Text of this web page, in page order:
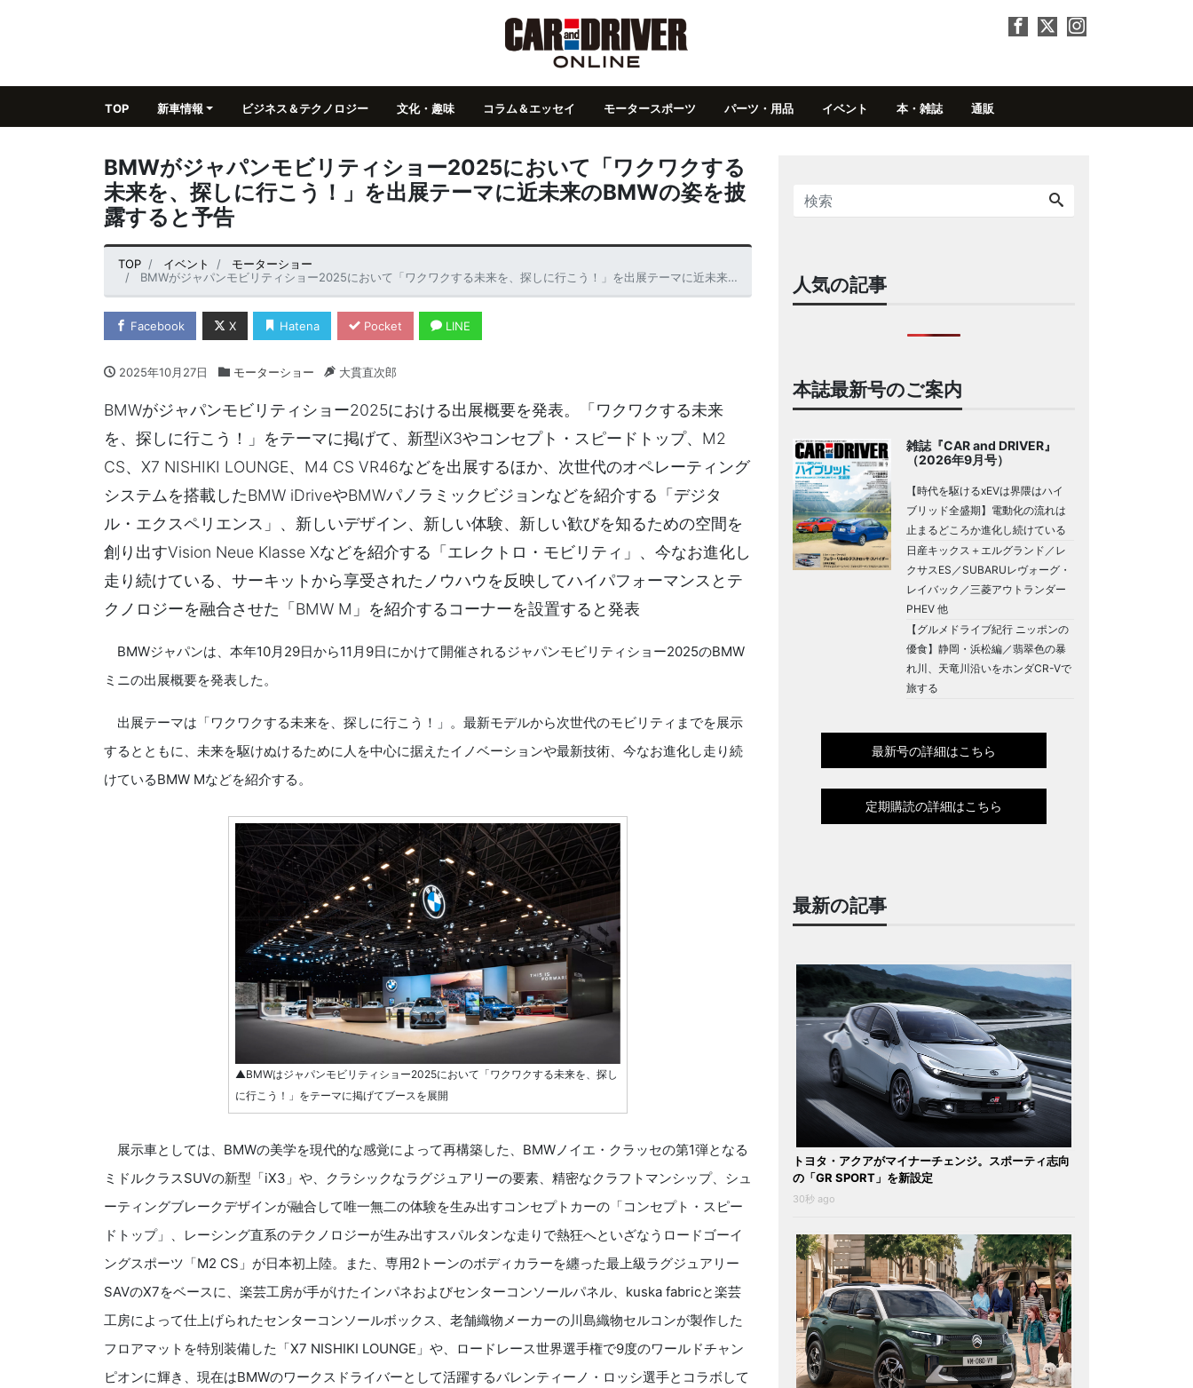
TOP 新車情報 ビジネス＆テクノロジー 文化・趣味 コラム＆エッセイ モータースポーツ パーツ・用品 イベント 本・雑誌 通販
BMWがジャパンモビリティショー2025において「ワクワクする
未来を、探しに行こう！」を出展テーマに近未来のBMWの姿を披
露すると予告
TOP イベント
モーターショー
BMWがジャパンモビリティショー2025において「ワクワクする未来を、探しに行こう！」を出展テーマに近未来のBMWの姿を披露すると予告
Facebook X Hatena Pocket LINE
2025年10月27日 モーターショー 大貫直次郎
BMWがジャパンモビリティショー2025における出展概要を発表。「ワクワクする未来
を、探しに行こう！」をテーマに掲げて、新型iX3やコンセプト・スピードトップ、M2
CS、X7 NISHIKI LOUNGE、M4 CS VR46などを出展するほか、次世代のオペレーティング
システムを搭載したBMW iDriveやBMWパノラミックビジョンなどを紹介する「デジタ
ル・エクスペリエンス」、新しいデザイン、新しい体験、新しい歓びを知るための空間を
創り出すVision Neue Klasse Xなどを紹介する「エレクトロ・モビリティ」、今なお進化し
走り続けている、サーキットから享受されたノウハウを反映してハイパフォーマンスとテ
クノロジーを融合させた「BMW M」を紹介するコーナーを設置すると発表
BMWジャパンは、本年10月29日から11月9日にかけて開催されるジャパンモビリティショー2025のBMW
ミニの出展概要を発表した。
出展テーマは「ワクワクする未来を、探しに行こう！」。最新モデルから次世代のモビリティまでを展示
するとともに、未来を駆けぬけるために人を中心に据えたイノベーションや最新技術、今なお進化し走り続
けているBMW Mなどを紹介する。
▲BMWはジャパンモビリティショー2025において「ワクワクする未来を、探し
に行こう！」をテーマに掲げてブースを展開
展示車としては、BMWの美学を現代的な感覚によって再構築した、BMWノイエ・クラッセの第1弾となる
ミドルクラスSUVの新型「iX3」や、クラシックなラグジュアリーの要素、精密なクラフトマンシップ、シュ
ーティングブレークデザインが融合して唯一無二の体験を生み出すコンセプトカーの「コンセプト・スピー
ドトップ」、レーシング直系のテクノロジーが生み出すスパルタンな走りで熱狂へといざなうロードゴーイ
ングスポーツ「M2 CS」が日本初上陸。また、専用2トーンのボディカラーを纏った最上級ラグジュアリー
SAVのX7をベースに、楽芸工房が手がけたインパネおよびセンターコンソールパネル、kuska fabricと楽芸
工房によって仕上げられたセンターコンソールボックス、老舗織物メーカーの川島織物セルコンが製作した
フロアマットを特別装備した「X7 NISHIKI LOUNGE」や、ロードレース世界選手権で9度のワールドチャン
ピオンに輝き、現在はBMWのワークスドライバーとして活躍するバレンティーノ・ロッシ選手とコラボして
人気の記事
本誌最新号のご案内
雑誌『CAR and DRIVER』
（2026年9月号）
【時代を駆けるxEVは界隈はハイ
ブリッド全盛期】電動化の流れは
止まるどころか進化し続けている
日産キックス＋エルグランド／レ
クサスES／SUBARUレヴォーグ・
レイバック／三菱アウトランダー
PHEV 他
【グルメドライブ紀行 ニッポンの
優食】静岡・浜松編／翡翠色の暴
れ川、天竜川沿いをホンダCR-Vで
旅する
最新号の詳細はこちら
定期購読の詳細はこちら
最新の記事
トヨタ・アクアがマイナーチェンジ。スポーティ志向
の「GR SPORT」を新設定
30秒 ago